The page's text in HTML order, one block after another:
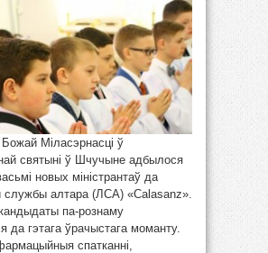
Міласэрнасці ў
святыні ў Шчучыне адбылося
новых міністрантаў да
службы алтара (ЛСА) «Calasanz».
па-рознаму
да гэтага ўрачыстага моманту.
спатканні,